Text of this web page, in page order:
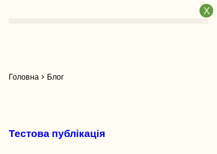
Головна > Блог
Тестова публікація
X
X